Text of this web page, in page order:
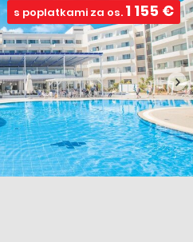
s poplatkami za os. 1 155 €